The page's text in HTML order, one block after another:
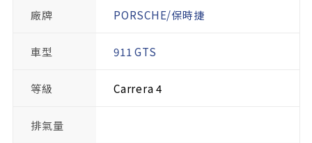
廠牌 PORSCHE/保時捷
車型 911 GTS
等級 Carrera 4
排氣量